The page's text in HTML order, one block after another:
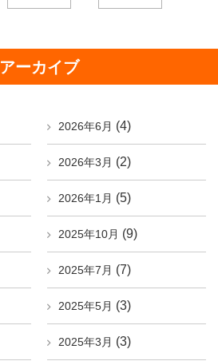
アーカイブ
2026年6月 (4)
2026年3月 (2)
2026年1月 (5)
2025年10月 (9)
2025年7月 (7)
2025年5月 (3)
2025年3月 (3)